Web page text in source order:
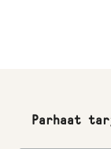
Parhaat